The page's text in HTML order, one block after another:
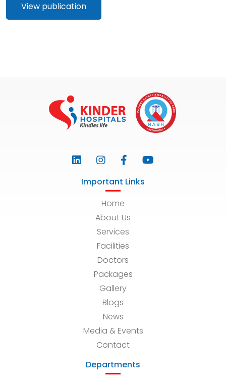
View publication
Important Links
Home
About Us
Services
Facilities
Doctors
Packages
Gallery
Blogs
News
Media & Events
Contact
Departments